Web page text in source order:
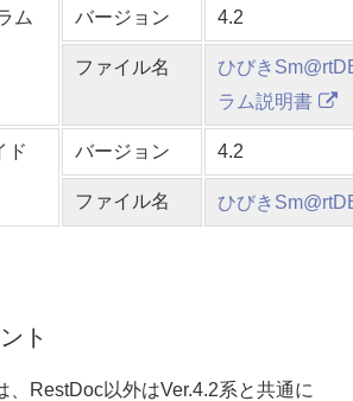
ム
バージョン 4.2
ファイル名
ひびき
ラム説明書
ド バージョン 4.2
ファイル名 ひびき
ト
、RestDoc以外はVer.4.2系と共通に